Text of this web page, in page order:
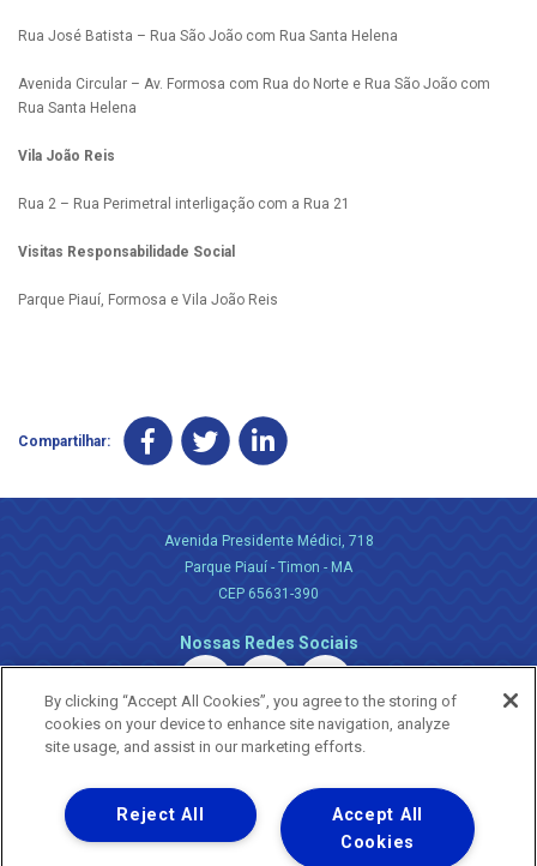
Rua José Batista – Rua São João com Rua Santa Helena
Avenida Circular – Av. Formosa com Rua do Norte e Rua São João com
Rua Santa Helena
Vila João Reis
Rua 2 – Rua Perimetral interligação com a Rua 21
Visitas Responsabilidade Social
Parque Piauí, Formosa e Vila João Reis
Compartilhar:
Avenida Presidente Médici, 718
Parque Piauí - Timon - MA
CEP 65631-390
Nossas Redes Sociais
Uma empresa
Copyright ® 2026 - Todos os Direitos Reservados.
By clicking “Accept All Cookies”, you agree to the storing of
cookies on your device to enhance site navigation, analyze
site usage, and assist in our marketing efforts.
Accept All
Cookies
Reject All